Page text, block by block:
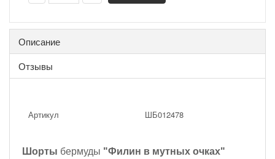
Описание
Отзывы
Артикул ШБ012478
Шорты бермуды "Филин в мутных очках"